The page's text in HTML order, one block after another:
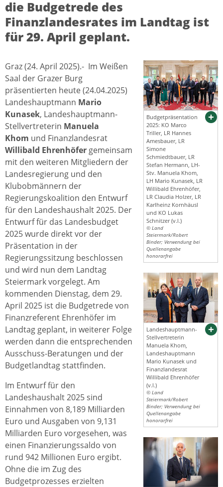
die Budgetrede des
Finanzlandesrates im Landtag ist
für 29. April geplant.
Budgetpräsentation
2025: KO Marco
Triller, LR Hannes
Amesbauer, LR
Simone
Schmiedtbauer, LR
Stefan Hermann, LH-
Stv. Manuela Khom,
LH Mario Kunasek, LR
Willibald Ehrenhöfer,
LR Claudia Holzer, LR
Karlheinz Kornhäusl
und KO Lukas
Schnitzer (v.l.)
© Land
Steiermark/Robert
Binder; Verwendung bei
Quellenangabe
honorarfrei
Landeshauptmann-
Stellvertreterin
Manuela Khom,
Landeshauptmann
Mario Kunasek und
Finanzlandesrat
Willibald Ehrenhöfer
(v.l.)
© Land
Steiermark/Robert
Binder; Verwendung bei
Quellenangabe
honorarfrei
Graz (24. April 2025).- Im Weißen
Saal der Grazer Burg
präsentierten heute (24.04.2025)
Landeshauptmann Mario
Kunasek, Landeshauptmann-
Stellvertreterin Manuela
Khom und Finanzlandesrat
Willibald Ehrenhöfer gemeinsam
mit den weiteren Mitgliedern der
Landesregierung und den
Klubobmännern der
Regierungskoalition den Entwurf
für den Landeshaushalt 2025. Der
Entwurf für das Landesbudget
2025 wurde direkt vor der
Präsentation in der
Regierungssitzung beschlossen
und wird nun dem Landtag
Steiermark vorgelegt. Am
kommenden Dienstag, dem 29.
April 2025 ist die Budgetrede von
Finanzreferent Ehrenhöfer im
Landtag geplant, in weiterer Folge
werden dann die entsprechenden
Ausschuss-Beratungen und der
Budgetlandtag stattfinden.
Im Entwurf für den
Landeshaushalt 2025 sind
Einnahmen von 8,189 Milliarden
Euro und Ausgaben von 9,131
Milliarden Euro vorgesehen, was
einen Finanzierungssaldo von
rund 942 Millionen Euro ergibt.
Ohne die im Zug des
Budgetprozesses erzielten